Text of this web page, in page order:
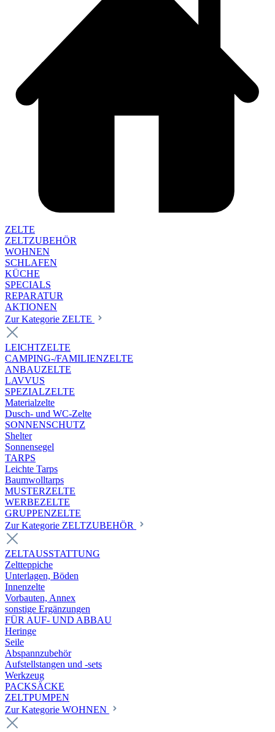
ZELTE
ZELTZUBEHÖR
WOHNEN
SCHLAFEN
KÜCHE
SPECIALS
REPARATUR
AKTIONEN
Zur Kategorie ZELTE
LEICHTZELTE
CAMPING-/FAMILIENZELTE
ANBAUZELTE
LAVVUS
SPEZIALZELTE
Materialzelte
Dusch- und WC-Zelte
SONNENSCHUTZ
Shelter
Sonnensegel
TARPS
Leichte Tarps
Baumwolltarps
MUSTERZELTE
WERBEZELTE
GRUPPENZELTE
Zur Kategorie ZELTZUBEHÖR
ZELTAUSSTATTUNG
Zeltteppiche
Unterlagen, Böden
Innenzelte
Vorbauten, Annex
sonstige Ergänzungen
FÜR AUF- UND ABBAU
Heringe
Seile
Abspannzubehör
Aufstellstangen und -sets
Werkzeug
PACKSÄCKE
ZELTPUMPEN
Zur Kategorie WOHNEN